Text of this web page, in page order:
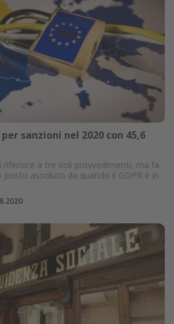
sanzioni nel 2020 con 45,6
riferisce a tre soli provvedimenti, ma fa
posto assoluto da quando il GDPR è in